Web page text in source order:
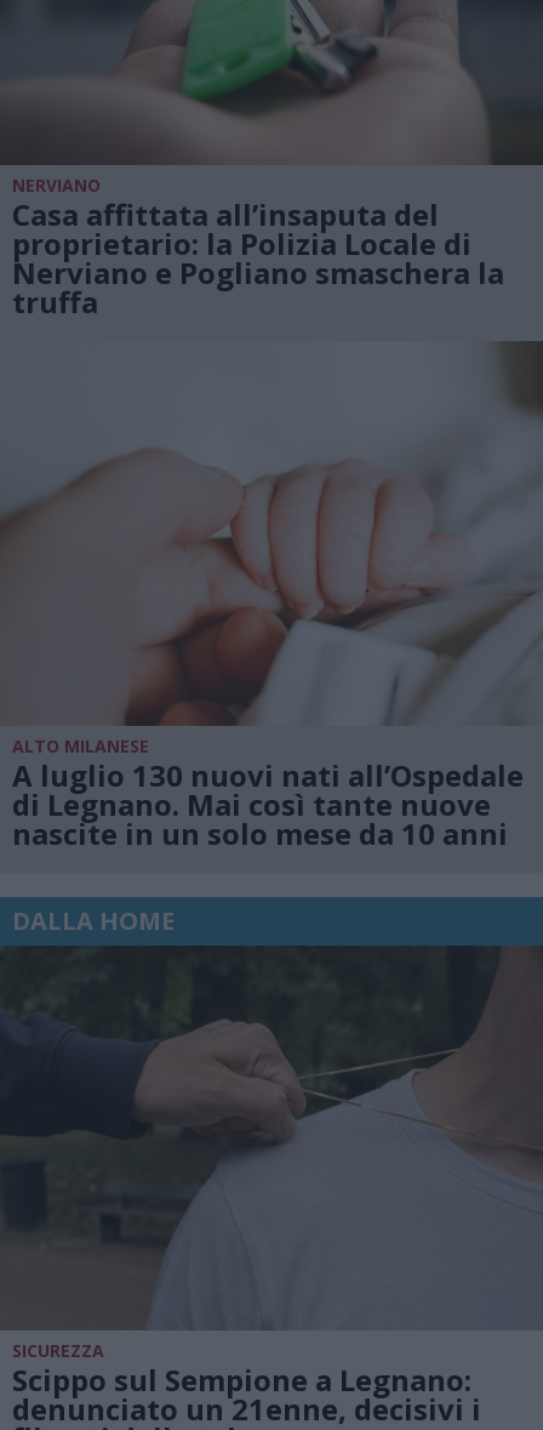
NERVIANO
Casa affittata all’insaputa del
proprietario: la Polizia Locale di
Nerviano e Pogliano smaschera la
truffa
ALTO MILANESE
A luglio 130 nuovi nati all’Ospedale
di Legnano. Mai così tante nuove
nascite in un solo mese da 10 anni
DALLA HOME
SICUREZZA
Scippo sul Sempione a Legnano:
denunciato un 21enne, decisivi i